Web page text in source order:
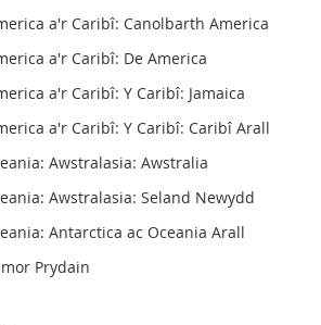
a'r Caribî: Canolbarth America
a'r Caribî: De America
a'r Caribî: Y Caribî: Jamaica
a'r Caribî: Y Caribî: Caribî Arall
Awstralasia: Awstralia
Awstralasia: Seland Newydd
Antarctica ac Oceania Arall
Prydain